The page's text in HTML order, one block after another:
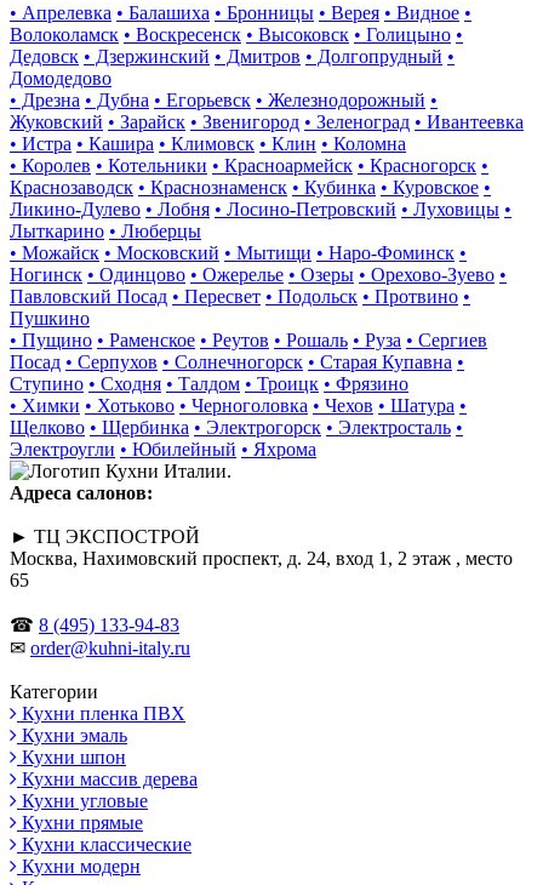
• Апрелевка • Балашиха • Бронницы • Верея • Видное •
Волоколамск • Воскресенск • Высоковск • Голицыно •
Дедовск • Дзержинский • Дмитров • Долгопрудный •
Домодедово
• Дрезна • Дубна • Егорьевск • Железнодорожный •
Жуковский • Зарайск • Звенигород • Зеленоград • Ивантеевка
• Истра • Кашира • Климовск • Клин • Коломна
• Королев • Котельники • Красноармейск • Красногорск •
Краснозаводск • Краснознаменск • Кубинка • Куровское •
Ликино-Дулево • Лобня • Лосино-Петровский • Луховицы •
Лыткарино • Люберцы
• Можайск • Московский • Мытищи • Наро-Фоминск •
Ногинск • Одинцово • Ожерелье • Озеры • Орехово-Зуево •
Павловский Посад • Пересвет • Подольск • Протвино •
Пушкино
• Пущино • Раменское • Реутов • Рошаль • Руза • Сергиев
Посад • Серпухов • Солнечногорск • Старая Купавна •
Ступино • Сходня • Талдом • Троицк • Фрязино
• Химки • Хотьково • Черноголовка • Чехов • Шатура •
Щелково • Щербинка • Электрогорск • Электросталь •
Электроугли • Юбилейный • Яхрома
Адреса салонов:
► ТЦ ЭКСПОСТРОЙ
Москва, Нахимовский проспект, д. 24, вход 1, 2 этаж , место
65
☎ 8 (495) 133-94-83
✉ order@kuhni-italy.ru
Категории
Кухни пленка ПВХ
Кухни эмаль
Кухни шпон
Кухни массив дерева
Кухни угловые
Кухни прямые
Кухни классические
Кухни модерн